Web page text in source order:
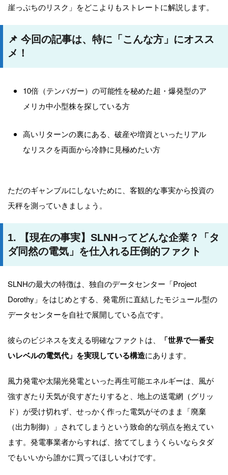
崖っぷちのリスク」をどこよりもストレートに解説します。
📌 今回の記事は、特に「こんな方」にオスス
メ！
10倍（テンバガー）の可能性を秘めた超・爆発型のア
メリカ中小型株を探している方
高いリターンの裏にある、破産や増資といったリアル
なリスクを両面から冷静に見極めたい方
ただのギャンブルにしないために、客観的な事実から投資の
天秤を測っていきましょう。
1. 【現在の事実】SLNHってどんな企業？「タ
ダ同然の電気」を仕入れる圧倒的ファクト
SLNHの最大の特徴は、独自のデータセンター「Project
Dorothy」をはじめとする、発電所に直結したモジュール型の
データセンターを自社で展開している点です。
彼らのビジネスを支える明確なファクトは、
「世界で一番安
いレベルの電気代」を実現している構造にあります。
風力発電や太陽光発電といった再生可能エネルギーは、風が
強すぎたり天気が良すぎたりすると、地上の送電網（グリッ
ド）が受け切れず、せっかく作った電気がそのまま「廃棄
（出力制御）」されてしまうという致命的な弱点を抱えてい
ます。発電事業者からすれば、捨ててしまうくらいならタダ
でもいいから誰かに買ってほしいわけです。